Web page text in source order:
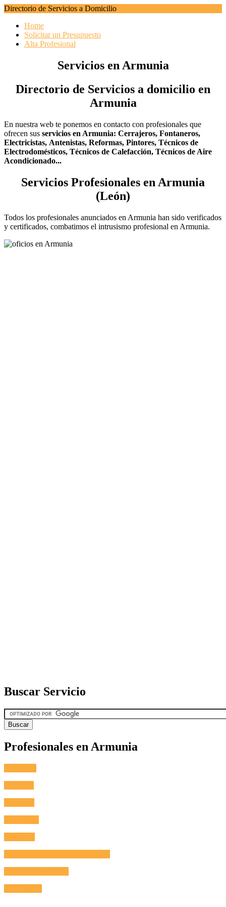
Directorio de Servicios a Domicilio
Home
Solicitar un Presupuesto
Alta Profesional
Servicios en Armunia
Directorio de Servicios a domicilio en
Armunia
En nuestra web te ponemos en contacto con profesionales que
ofrecen sus servicios en Armunia: Cerrajeros, Fontaneros,
Electricistas, Antenistas, Reformas, Pintores, Técnicos de
Electrodomésticos, Técnicos de Calefacción, Técnicos de Aire
Acondicionado...
Servicios Profesionales en Armunia
(León)
Todos los profesionales anunciados en Armunia han sido verificados
y certificados, combatimos el intrusismo profesional en Armunia.
Buscar Servicio
Profesionales en Armunia